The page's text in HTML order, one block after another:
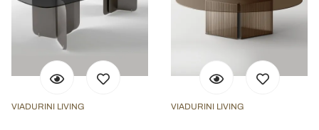
VIADURINI LIVING VIADURINI LIVING